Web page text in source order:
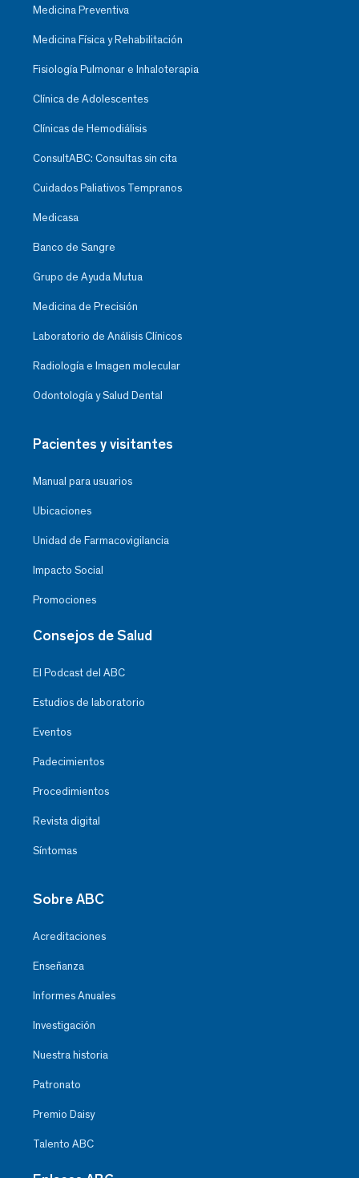
Medicina Preventiva
Medicina Física y Rehabilitación
Fisiología Pulmonar e Inhaloterapia
Clínica de Adolescentes
Clínicas de Hemodiálisis
ConsultABC: Consultas sin cita
Cuidados Paliativos Tempranos
Medicasa
Banco de Sangre
Grupo de Ayuda Mutua
Medicina de Precisión
Laboratorio de Análisis Clínicos
Radiología e Imagen molecular
Odontología y Salud Dental
Pacientes y visitantes
Manual para usuarios
Ubicaciones
Unidad de Farmacovigilancia
Impacto Social
Promociones
Consejos de Salud
El Podcast del ABC
Estudios de laboratorio
Eventos
Padecimientos
Procedimientos
Revista digital
Síntomas
Sobre ABC
Acreditaciones
Enseñanza
Informes Anuales
Investigación
Nuestra historia
Patronato
Premio Daisy
Talento ABC